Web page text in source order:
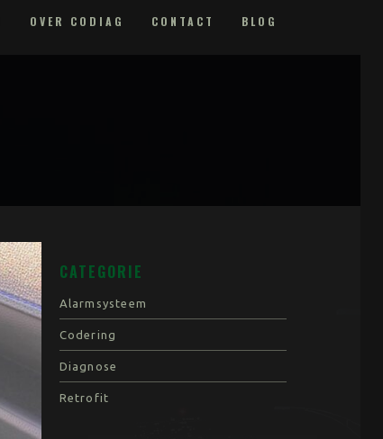
OVER CODIAG CONTACT BLOG
CATEGORIE
Alarmsysteem
Codering
Diagnose
Retrofit